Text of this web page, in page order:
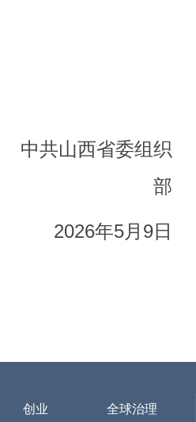
中共山西省委组织
部
2026年5月 9日
创业 全球治理